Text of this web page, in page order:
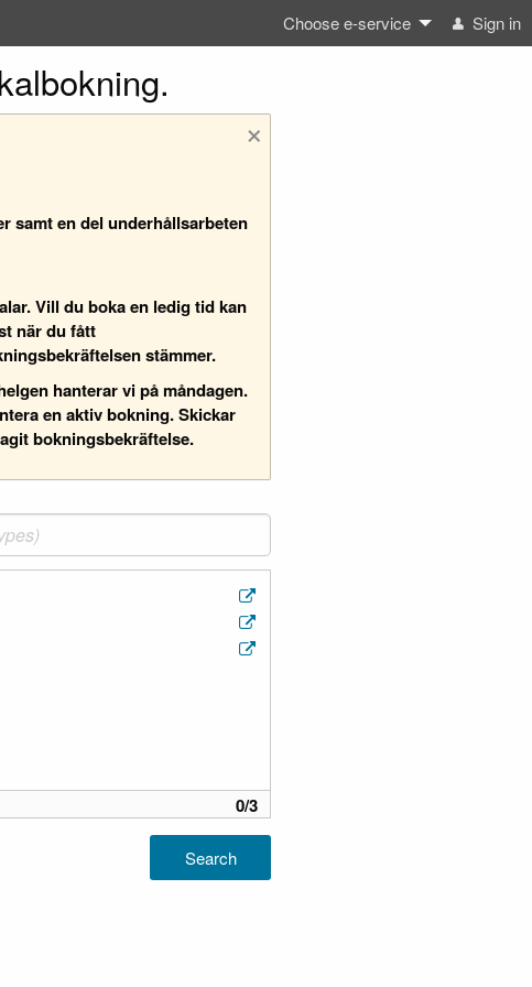
Choose e-service Sign in
×
samt en del underhållsarbeten
Vill du boka en ledig tid kan
när du fått
stämmer.
hanterar vi på måndagen.
en aktiv bokning. Skickar
bokningsbekräftelse.
0/3
Search